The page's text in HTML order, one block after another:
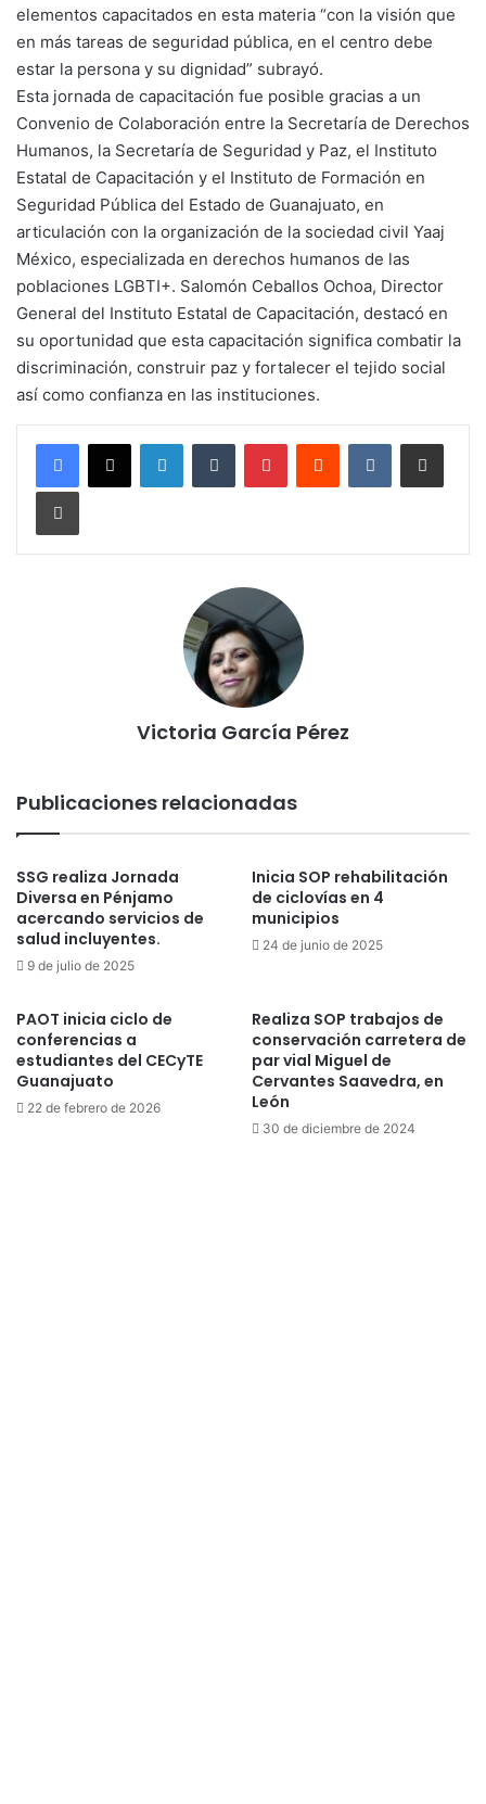
elementos capacitados en esta materia “con la visión que
en más tareas de seguridad pública, en el centro debe
estar la persona y su dignidad” subrayó.
Esta jornada de capacitación fue posible gracias a un
Convenio de Colaboración entre la Secretaría de Derechos
Humanos, la Secretaría de Seguridad y Paz, el Instituto
Estatal de Capacitación y el Instituto de Formación en
Seguridad Pública del Estado de Guanajuato, en
articulación con la organización de la sociedad civil Yaaj
México, especializada en derechos humanos de las
poblaciones LGBTI+. Salomón Ceballos Ochoa, Director
General del Instituto Estatal de Capacitación, destacó en
su oportunidad que esta capacitación significa combatir la
discriminación, construir paz y fortalecer el tejido social
así como confianza en las instituciones.
LinkedInTumblr PinterestReddit VKontakteCompartir por
Imprimir
Victoria García Pérez
Publicaciones relacionadas
SSG realiza Jornada
Diversa en Pénjamo
acercando servicios de
salud incluyentes.
9 de julio de 2025
Inicia SOP rehabilitación
de ciclovías en 4
municipios
24 de junio de 2025
PAOT inicia ciclo de
conferencias a
estudiantes del CECyTE
Guanajuato
22 de febrero de 2026
Realiza SOP trabajos de
conservación carretera de
par vial Miguel de
Cervantes Saavedra, en
León
30 de diciembre de 2024